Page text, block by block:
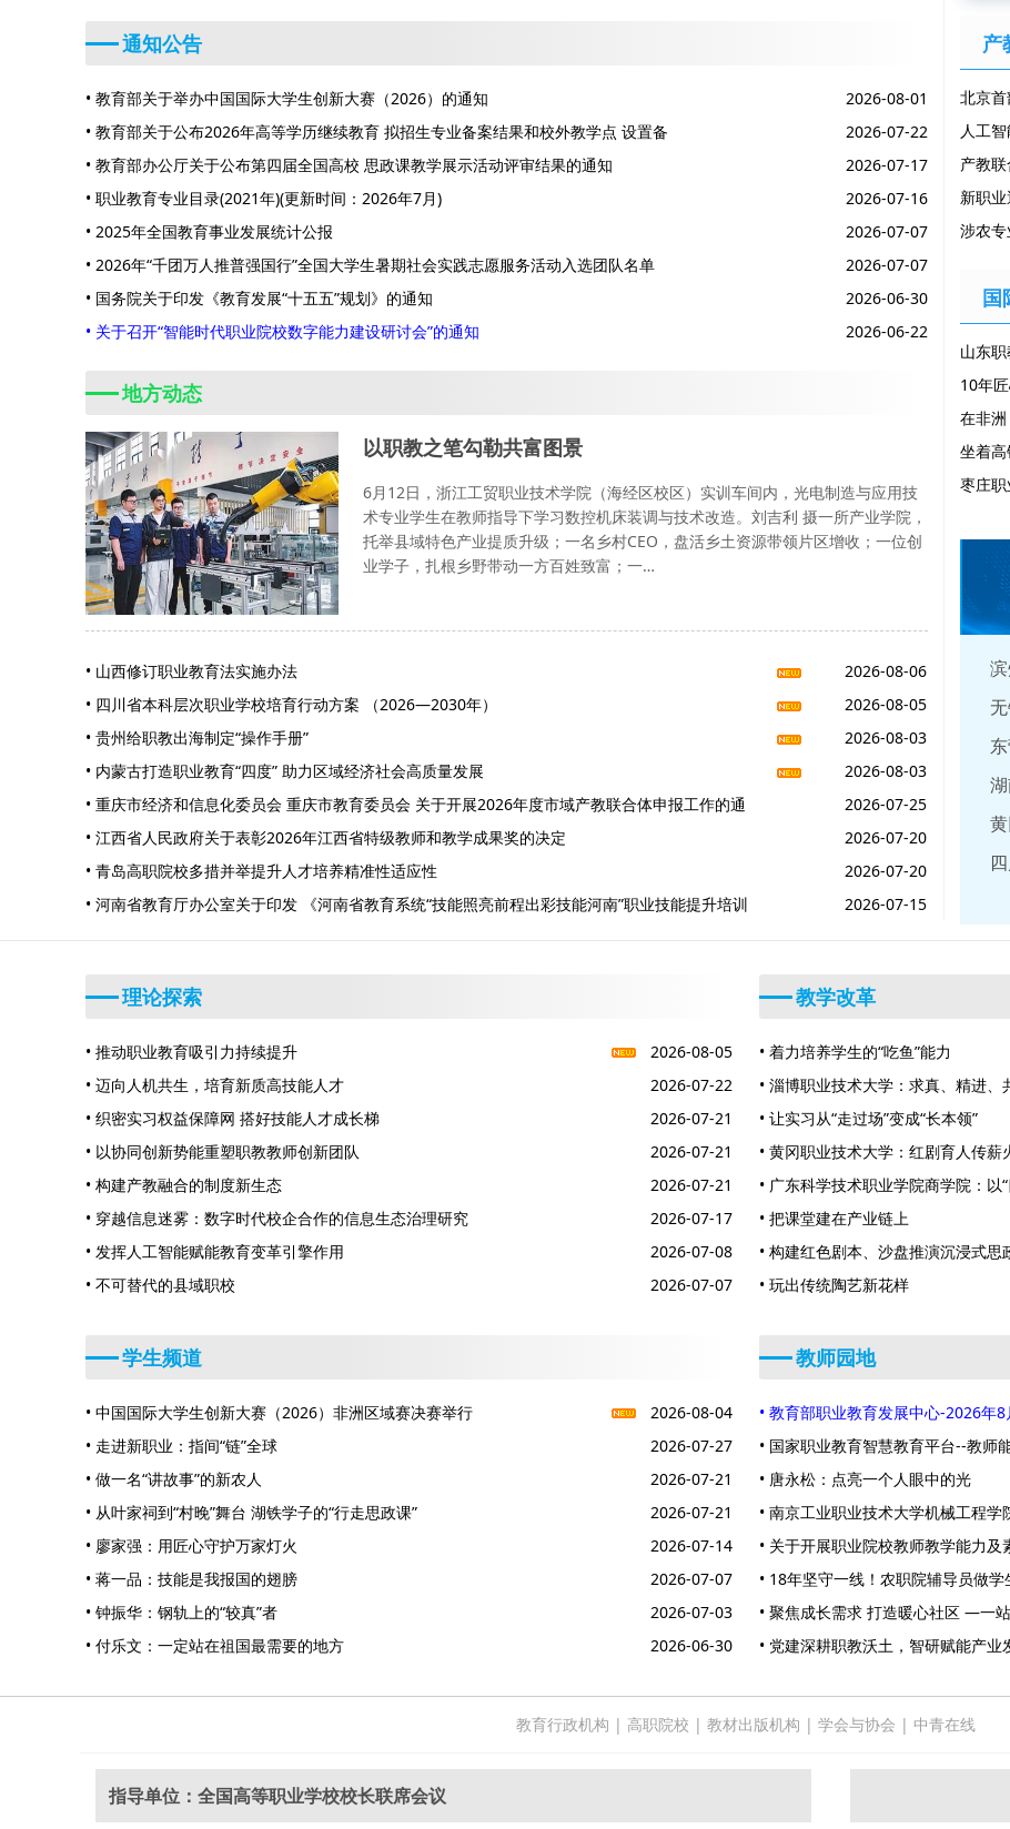
通知公告
• 教育部关于举办中国国际大学生创新大赛（2026）的通知
2026-08-01
• 教育部关于公布2026年高等学历继续教育 拟招生专业备案结果和校外教学点 设置备
案结果的通知
2026-07-22
• 教育部办公厅关于公布第四届全国高校 思政课教学展示活动评审结果的通知
2026-07-17
• 职业教育专业目录(2021年)(更新时间：2026年7月)
2026-07-16
• 2025年全国教育事业发展统计公报
2026-07-07
• 2026年“千团万人推普强国行”全国大学生暑期社会实践志愿服务活动入选团队名单
2026-07-07
• 国务院关于印发《教育发展“十五五”规划》的通知
2026-06-30
• 关于召开“智能时代职业院校数字能力建设研讨会”的通知
2026-06-22
地方动态
以职教之笔勾勒共富图景
6月12日，浙江工贸职业技术学院（海经区校区）实训车间内，光电制造与应用技
术专业学生在教师指导下学习数控机床装调与技术改造。刘吉利 摄一所产业学院，
托举县域特色产业提质升级；一名乡村CEO，盘活乡土资源带领片区增收；一位创
业学子，扎根乡野带动一方百姓致富；一…
• 山西修订职业教育法实施办法
2026-08-06
• 四川省本科层次职业学校培育行动方案 （2026—2030年）
2026-08-05
• 贵州给职教出海制定“操作手册”
2026-08-03
• 内蒙古打造职业教育“四度” 助力区域经济社会高质量发展
2026-08-03
• 重庆市经济和信息化委员会 重庆市教育委员会 关于开展2026年度市域产教联合体申报工作的通
知
2026-07-25
• 江西省人民政府关于表彰2026年江西省特级教师和教学成果奖的决定
2026-07-20
• 青岛高职院校多措并举提升人才培养精准性适应性
2026-07-20
• 河南省教育厅办公室关于印发 《河南省教育系统“技能照亮前程出彩技能河南”职业技能提升培训
行动方案》的通知
2026-07-15
产
北京
人工
产教
新职业
涉农专
国
山东
10年
在非
坐着
枣庄
理论探索
• 推动职业教育吸引力持续提升
2026-08-05
• 迈向人机共生，培育新质高技能人才
2026-07-22
• 织密实习权益保障网 搭好技能人才成长梯
2026-07-21
• 以协同创新势能重塑职教教师创新团队
2026-07-21
• 构建产教融合的制度新生态
2026-07-21
• 穿越信息迷雾：数字时代校企合作的信息生态治理研究
2026-07-17
• 发挥人工智能赋能教育变革引擎作用
2026-07-08
• 不可替代的县域职校
2026-07-07
教学改革
• 着力培养学生的“吃鱼”能力
• 淄博职业技术大学：求真、精进
本”课程思政一体化高质量建设
• 让实习从“走过场”变成“长本领”
• 黄冈职业技术大学：红剧育人传薪
• 广东科学技术职业学院商学院：以
量发展新动能
• 把课堂建在产业链上
• 构建红色剧本、沙盘推演沉浸式思
• 玩出传统陶艺新花样
学生频道
• 中国国际大学生创新大赛（2026）非洲区域赛决赛举行
2026-08-04
• 走进新职业：指间“链”全球
2026-07-27
• 做一名“讲故事”的新农人
2026-07-21
• 从叶家祠到“村晚”舞台 湖铁学子的“行走思政课”
2026-07-21
• 廖家强：用匠心守护万家灯火
2026-07-14
• 蒋一品：技能是我报国的翅膀
2026-07-07
• 钟振华：钢轨上的“较真”者
2026-07-03
• 付乐文：一定站在祖国最需要的地方
2026-06-30
教师园地
• 教育部职业教育发展中心-2026年
• 国家职业教育智慧教育平台--教师
• 唐永松：点亮一个人眼中的光
• 南京工业职业技术大学机械工程
成一个“家”
• 关于开展职业院校教师教学能力
与国际传播能力提升、有效课堂认
• 18年坚守一线！农职院辅导员做
• 聚焦成长需求 打造暖心社区 —一
季” 心理育人暖心实践
• 党建深耕职教沃土，智研赋能产
教育行政机构 | 高职院校 | 教材出版机构 | 学会与协会 | 中青在线
指导单位：全国高等职业学校校长联席会议